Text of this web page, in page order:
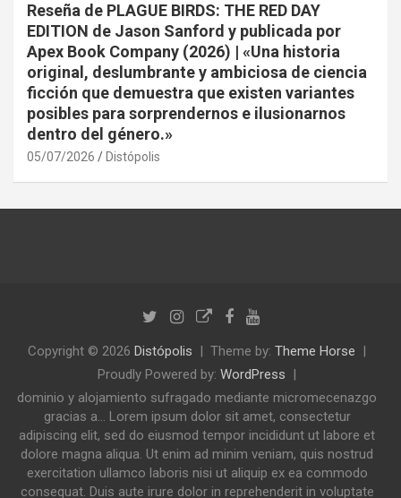
Reseña de PLAGUE BIRDS: THE RED DAY
EDITION de Jason Sanford y publicada por
Apex Book Company (2026) | «Una historia
original, deslumbrante y ambiciosa de ciencia
ficción que demuestra que existen variantes
posibles para sorprendernos e ilusionarnos
dentro del género.»
05/07/2026 Distópolis
Copyright © 2026 Distópolis Theme by: Theme Horse
Proudly Powered by: WordPress
dominio y alojamiento sufragado mediante micromecenazgo
gracias a... Lorem ipsum dolor sit amet, consectetur
adipiscing elit, sed do eiusmod tempor incididunt ut labore et
dolore magna aliqua. Ut enim ad minim veniam, quis nostrud
exercitation ullamco laboris nisi ut aliquip ex ea commodo
consequat. Duis aute irure dolor in reprehenderit in voluptate